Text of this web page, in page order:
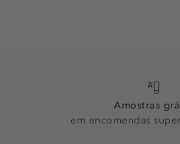
Amostras
em encomendas